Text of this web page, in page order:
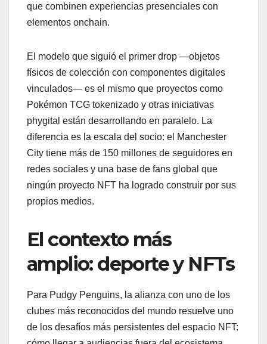
que combinen experiencias presenciales con
elementos onchain.
El modelo que siguió el primer drop —objetos
físicos de colección con componentes digitales
vinculados— es el mismo que proyectos como
Pokémon TCG tokenizado y otras iniciativas
phygital están desarrollando en paralelo. La
diferencia es la escala del socio: el Manchester
City tiene más de 150 millones de seguidores en
redes sociales y una base de fans global que
ningún proyecto NFT ha logrado construir por sus
propios medios.
El contexto más
amplio: deporte y NFTs
Para Pudgy Penguins, la alianza con uno de los
clubes más reconocidos del mundo resuelve uno
de los desafíos más persistentes del espacio NFT: